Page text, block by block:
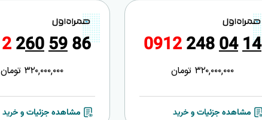
09122480414
320,000,000 تومان
مشاهده جزئیات و خرید
22605986
320,000,000 تومان
مشاهده جزئیات و خرید